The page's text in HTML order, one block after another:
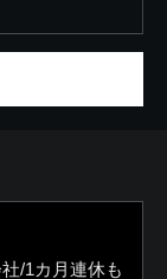
/1カ月連休も